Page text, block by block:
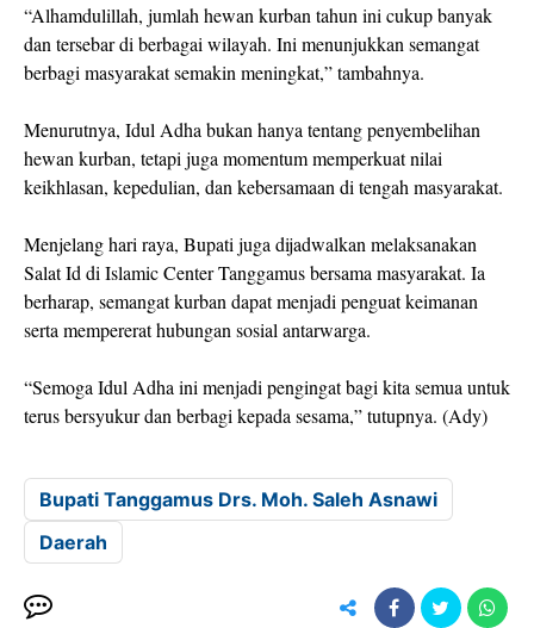
“Alhamdulillah, jumlah hewan kurban tahun ini cukup banyak
dan tersebar di berbagai wilayah. Ini menunjukkan semangat
berbagi masyarakat semakin meningkat,” tambahnya.
Menurutnya, Idul Adha bukan hanya tentang penyembelihan
hewan kurban, tetapi juga momentum memperkuat nilai
keikhlasan, kepedulian, dan kebersamaan di tengah masyarakat.
Menjelang hari raya, Bupati juga dijadwalkan melaksanakan
Salat Id di Islamic Center Tanggamus bersama masyarakat. Ia
berharap, semangat kurban dapat menjadi penguat keimanan
serta mempererat hubungan sosial antarwarga.
“Semoga Idul Adha ini menjadi pengingat bagi kita semua untuk
terus bersyukur dan berbagi kepada sesama,” tutupnya. (Ady)
Bupati Tanggamus Drs. Moh. Saleh Asnawi
Daerah